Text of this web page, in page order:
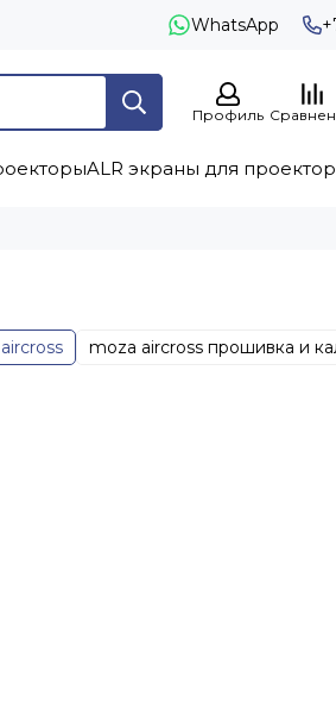
WhatsApp
Профиль
ALR экраны для
moza aircross прошивка и